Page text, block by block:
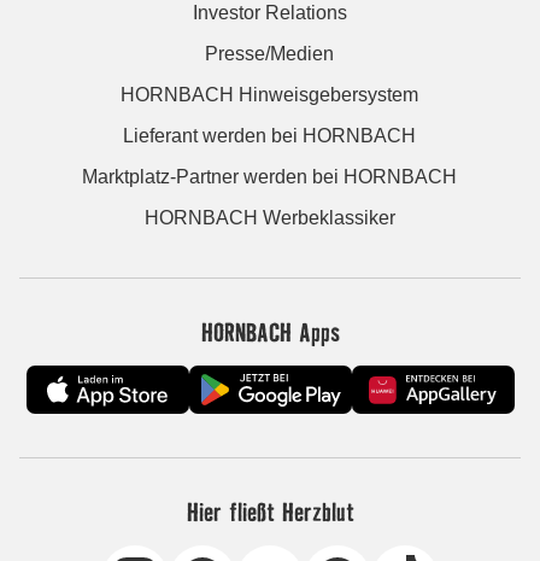
Investor Relations
Presse/Medien
HORNBACH Hinweisgebersystem
Lieferant werden bei HORNBACH
Marktplatz-Partner werden bei HORNBACH
HORNBACH Werbeklassiker
HORNBACH Apps
Hier fließt Herzblut